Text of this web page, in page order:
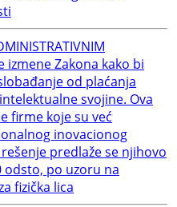
izmene Zakona kako bi
od plaćanja
svojine. Ova
firme koje su već
inovacionog
predlaže se njihovo
odsto, po uzoru na
fizička lica